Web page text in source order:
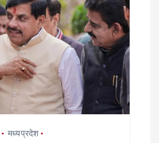
मध्यप्रदेश